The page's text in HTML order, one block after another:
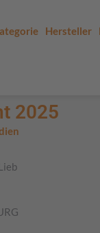
Hersteller
2025